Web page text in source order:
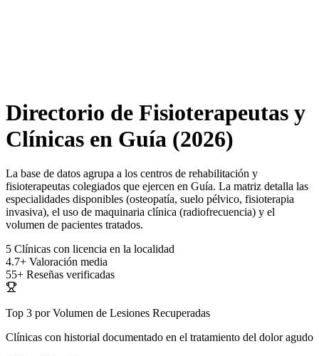
Directorio de Fisioterapeutas y
Clínicas en Guía (2026)
La base de datos agrupa a los centros de rehabilitación y
fisioterapeutas colegiados que ejercen en Guía. La matriz detalla las
especialidades disponibles (osteopatía, suelo pélvico, fisioterapia
invasiva), el uso de maquinaria clínica (radiofrecuencia) y el
volumen de pacientes tratados.
5 Clínicas con licencia en la localidad
4.7+ Valoración media
55+ Reseñas verificadas
Top 3 por Volumen de Lesiones Recuperadas
Clínicas con historial documentado en el tratamiento del dolor agudo